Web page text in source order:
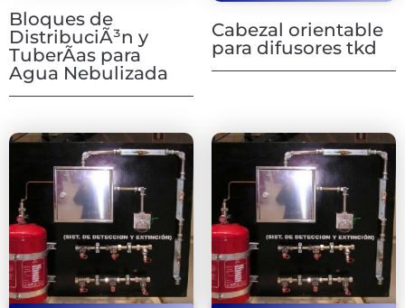
Bloques de
DistribuciÃ³n y
TuberÃ­as para
Agua Nebulizada
Cabezal orientable
para difusores tkd